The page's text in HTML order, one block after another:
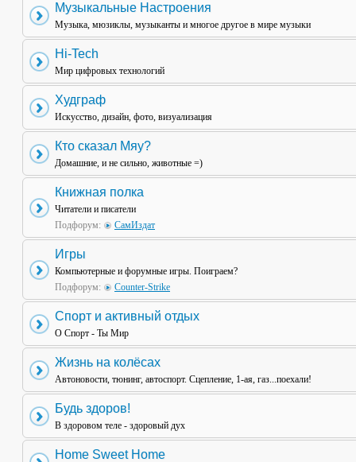
Музыкальные Настроения
Музыка, мюзиклы, музыканты и многое другое в мире музыки
Hi-Tech
Мир цифровых технологий
Худграф
Искусство, дизайн, фото, визуализация
Кто сказал Мяу?
Домашние, и не сильно, животные =)
Книжная полка
Читатели и писатели
Подфорум:
СамИздат
Игры
Компьютерные и форумные игры. Поиграем?
Подфорум:
Counter-Strike
Спорт и активный отдых
О Спорт - Ты Мир
Жизнь на колёсах
Автоновости, тюнинг, автоспорт. Сцепление, 1-ая, газ...поехали!
Будь здоров!
В здоровом теле - здоровый дух
Home Sweet Home